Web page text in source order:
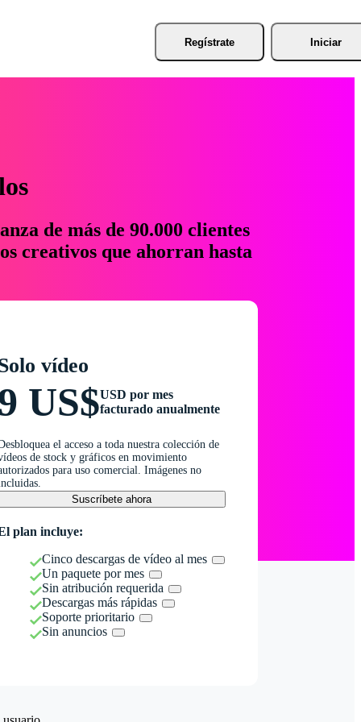
Regístrate Iniciar
de más de 90.000 clientes
creativos que ahorran hasta
vídeo
US$USD por mes
facturado anualmente
el acceso a toda nuestra colección de
de stock y gráficos en movimiento
para uso comercial. Imágenes no
Suscríbete ahora
plan incluye:
Cinco descargas de vídeo al mes
Un paquete por mes
Sin atribución requerida
Descargas más rápidas
Soporte prioritario
Sin anuncios